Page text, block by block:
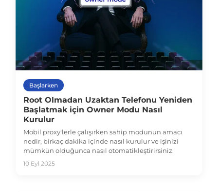
Başlarken
Root Olmadan Uzaktan Telefonu Yeniden
Başlatmak için Owner Modu Nasıl
Kurulur
Mobil proxy'lerle çalışırken sahip modunun amacı
nedir, birkaç dakika içinde nasıl kurulur ve işinizi
mümkün olduğunca nasıl otomatikleştirirsiniz.
10 Eyl 2025